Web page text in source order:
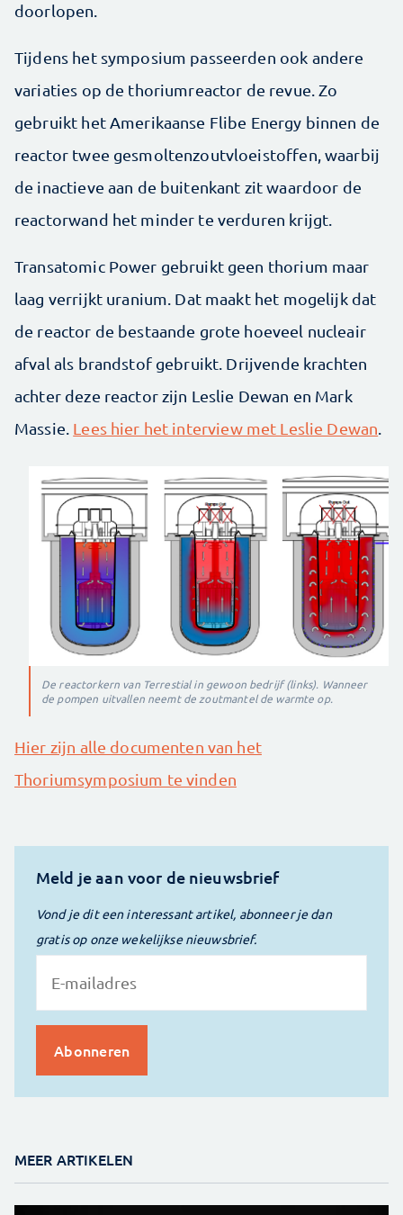
doorlopen.
Tijdens het symposium passeerden ook andere
variaties op de thoriumreactor de revue. Zo
gebruikt het Amerikaanse Flibe Energy binnen de
reactor twee gesmoltenzoutvloeistoffen, waarbij
de inactieve aan de buitenkant zit waardoor de
reactorwand het minder te verduren krijgt.
Transatomic Power gebruikt geen thorium maar
laag verrijkt uranium. Dat maakt het mogelijk dat
de reactor de bestaande grote hoeveel nucleair
afval als brandstof gebruikt. Drijvende krachten
achter deze reactor zijn Leslie Dewan en Mark
Massie. Lees hier het interview met Leslie Dewan
De reactorkern van Terrestial in gewoon bedrijf (links). Wanneer
de pompen uitvallen neemt de zoutmantel de warmte op.
Hier zijn alle documenten van het
Thoriumsymposium te vinden
Meld je aan voor de nieuwsbrief
Vond je dit een interessant artikel, abonneer je dan
gratis op onze wekelijkse nieuwsbrief.
MEER ARTIKELEN